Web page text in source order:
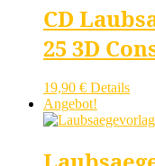
CD
25 3D
19,90 € Details
Angebot!